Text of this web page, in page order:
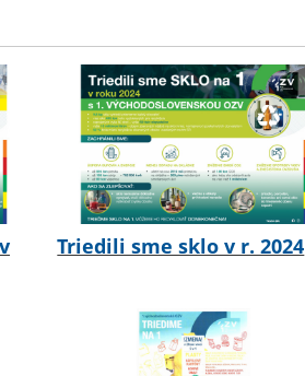
Triedili sme sklo v r. 2024